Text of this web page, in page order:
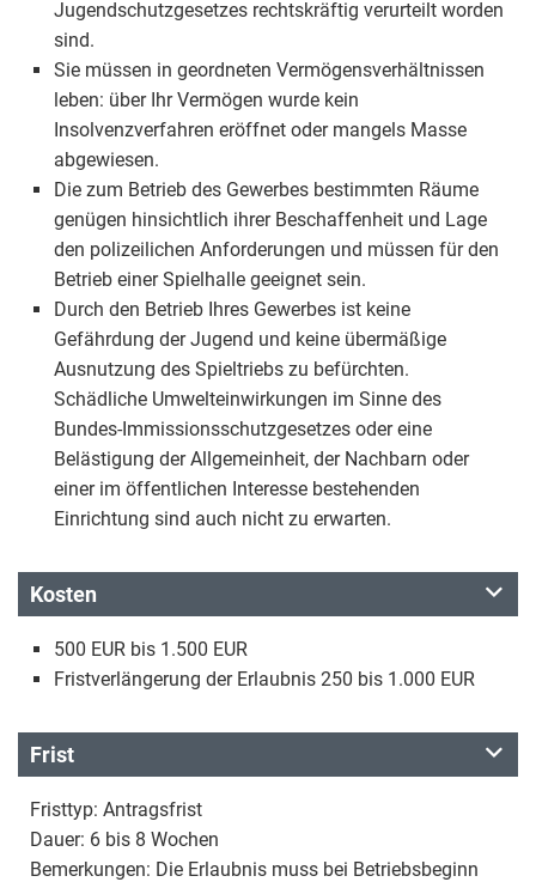
Jugendschutzgesetzes rechtskräftig verurteilt worden
sind.
Sie müssen in geordneten Vermögensverhältnissen
leben: über Ihr Vermögen wurde kein
Insolvenzverfahren eröffnet oder mangels Masse
abgewiesen.
Die zum Betrieb des Gewerbes bestimmten Räume
genügen hinsichtlich ihrer Beschaffenheit und Lage
den polizeilichen Anforderungen und müssen für den
Betrieb einer Spielhalle geeignet sein.
Durch den Betrieb Ihres Gewerbes ist keine
Gefährdung der Jugend und keine übermäßige
Ausnutzung des Spieltriebs zu befürchten.
Schädliche Umwelteinwirkungen im Sinne des
Bundes-Immissionsschutzgesetzes oder eine
Belästigung der Allgemeinheit, der Nachbarn oder
einer im öffentlichen Interesse bestehenden
Einrichtung sind auch nicht zu erwarten.
Kosten
500 EUR bis 1.500 EUR
Fristverlängerung der Erlaubnis 250 bis 1.000 EUR
Frist
Fristtyp: Antragsfrist
Dauer: 6 bis 8 Wochen
Bemerkungen: Die Erlaubnis muss bei Betriebsbeginn